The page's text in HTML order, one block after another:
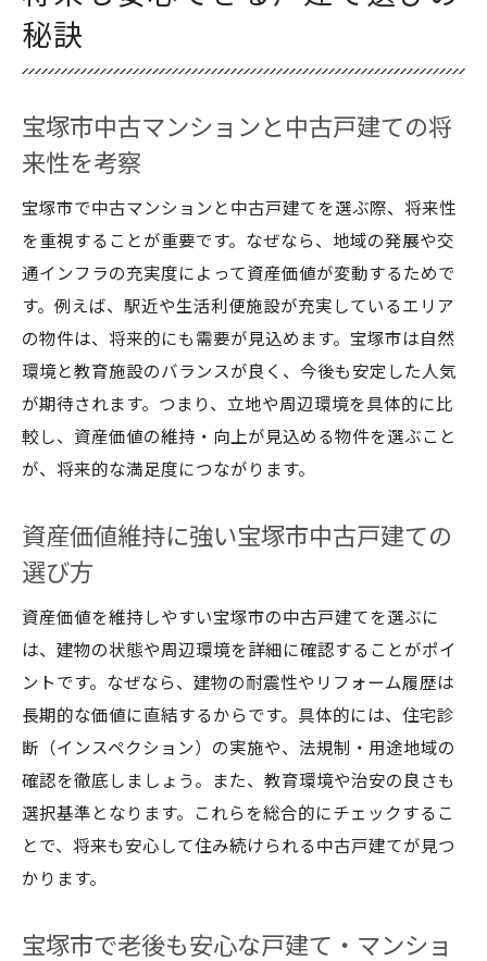
秘訣
宝塚市中古マンションと中古戸建ての将
来性を考察
宝塚市で中古マンションと中古戸建てを選ぶ際、将来性
を重視することが重要です。なぜなら、地域の発展や交
通インフラの充実度によって資産価値が変動するためで
す。例えば、駅近や生活利便施設が充実しているエリア
の物件は、将来的にも需要が見込めます。宝塚市は自然
環境と教育施設のバランスが良く、今後も安定した人気
が期待されます。つまり、立地や周辺環境を具体的に比
較し、資産価値の維持・向上が見込める物件を選ぶこと
が、将来的な満足度につながります。
資産価値維持に強い宝塚市中古戸建ての
選び方
資産価値を維持しやすい宝塚市の中古戸建てを選ぶに
は、建物の状態や周辺環境を詳細に確認することがポイ
ントです。なぜなら、建物の耐震性やリフォーム履歴は
長期的な価値に直結するからです。具体的には、住宅診
断（インスペクション）の実施や、法規制・用途地域の
確認を徹底しましょう。また、教育環境や治安の良さも
選択基準となります。これらを総合的にチェックするこ
とで、将来も安心して住み続けられる中古戸建てが見つ
かります。
宝塚市で老後も安心な戸建て・マンショ